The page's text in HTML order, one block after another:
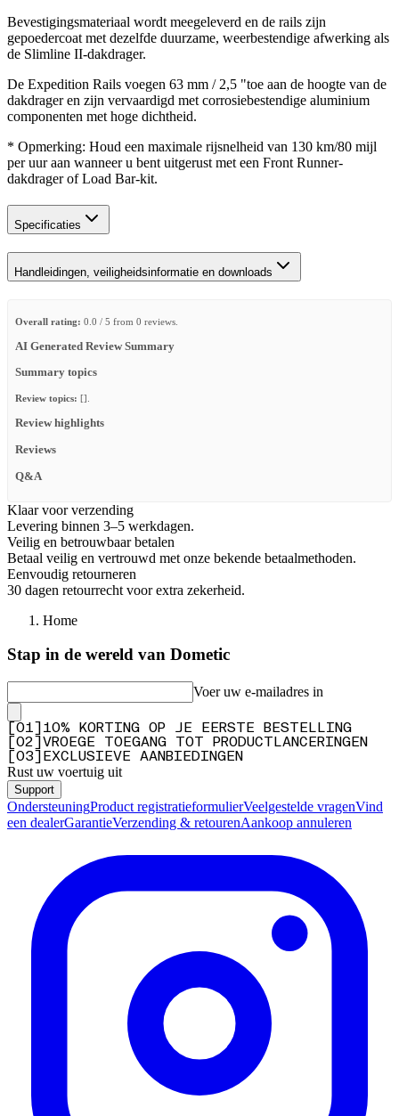
Bevestigingsmateriaal wordt meegeleverd en de rails zijn
gepoedercoat met dezelfde duurzame, weerbestendige afwerking als
de Slimline II-dakdrager.
De Expedition Rails voegen 63 mm / 2,5 "toe aan de hoogte van de
dakdrager en zijn vervaardigd met corrosiebestendige aluminium
componenten met hoge dichtheid.
* Opmerking: Houd een maximale rijsnelheid van 130 km/80 mijl
per uur aan wanneer u bent uitgerust met een Front Runner-
dakdrager of Load Bar-kit.
Specificaties
Handleidingen, veiligheidsinformatie en downloads
Overall rating: 0.0 / 5 from 0 reviews.
AI Generated Review Summary
Summary topics
Review topics: [].
Review highlights
Reviews
Q&A
Klaar voor verzending
Levering binnen 3–5 werkdagen.
Veilig en betrouwbaar betalen
Betaal veilig en vertrouwd met onze bekende betaalmethoden.
Eenvoudig retourneren
30 dagen retourrecht voor extra zekerheid.
Home
Stap in de wereld van Dometic
Voer uw e-mailadres in
01
10% KORTING OP JE EERSTE BESTELLING
02
VROEGE TOEGANG TOT PRODUCTLANCERINGEN
03 EXCLUSIEVE AANBIEDINGEN
Rust uw voertuig uit
Support
OndersteuningProduct registratieformulierVeelgestelde vragenVind
een dealerGarantieVerzending & retourenAankoop annuleren